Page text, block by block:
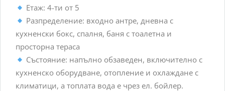
Етаж: 4-ти от 5
Разпределение: входно антре, дневна с
кухненски бокс, спалня, баня с тоалетна и
просторна тераса
Състояние: напълно обзаведен, включително с
кухненско оборудване, отопление и охлаждане с
климатици, а топлата вода е чрез ел. бойлер.